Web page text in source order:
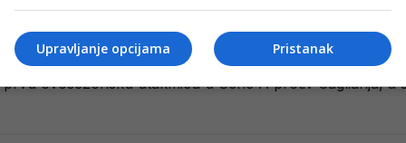
trebao ući, pa obrazložio zašto ipak nije
prvu ovosezonsku utakmicu u Serie A protiv Cagliarija,
Pristanak
Upravljanje opcijama